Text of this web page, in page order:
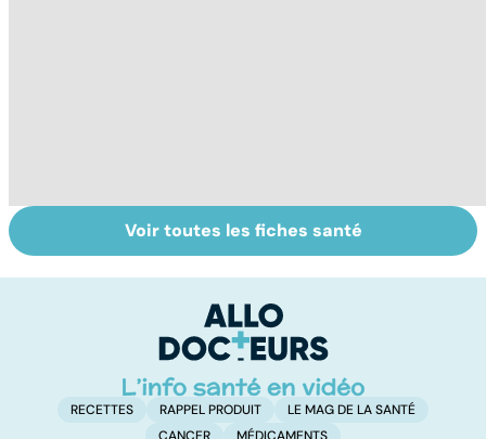
Tout savoir sur le
vitiligo
Prurit,
démangeaisons :
peau qui gratte !
Voir toutes les fiches santé
RECETTES RAPPEL PRODUIT
LE MAG DE LA SANTÉ